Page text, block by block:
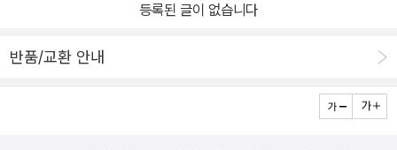
이 아닐까 생각했어요. 그리고 아이의 여러가지 '그런데'가 참 궁금해
졌어요. 이 그림책은 제가 아이의 그 많고 많은 말들을 들어주고 싶게
는 눈이 있다는 것이 참 감사해지도록 도와줬어요. 달달한 마음이 퐁
준비를 마칠때까지 엄마를 부르지 말란다. 모든 엄마들의
이의 하루, 내 하루 아님)잠자기 싫은 아이의 마음을 하나 하나 헤아
이렇게 나에게 조잘조잘 떠느는 날들이 이 아이와 나의 생에서 얼마
등록된 글이 없습니다
반품/교환 안내